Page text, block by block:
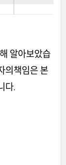
알아보았습
의책임은 본
다.